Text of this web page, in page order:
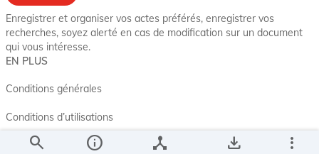
search info device_hub save_alt more_vert
Enregistrer et organiser vos actes préférés, enregistrer vos
recherches, soyez alerté en cas de modification sur un document
qui vous intéresse.
EN PLUS
Conditions générales
Conditions d’utilisations
Accessibilité